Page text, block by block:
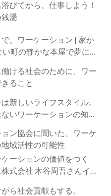
びてから、仕事しよう！
湯
、ワーケーション | 家か
町の静かな本屋で夢に近
ける社会のために、ワー
ること
新しいライフスタイル。
いワーケーションの知ら
ン協会に聞いた、ワーケ
域活性の可能性
ーションの価値をつく
式会社 木谷周吾さんイン
ら社会貢献もする。